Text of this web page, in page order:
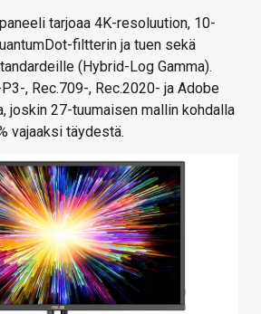
tarjoaa 4K-resoluution, 10-
filtterin ja tuen sekä
(Hybrid-Log Gamma).
, Rec.709-, Rec.2020- ja Adobe
joskin 27-tuumaisen mallin kohdalla
vajaaksi täydestä.